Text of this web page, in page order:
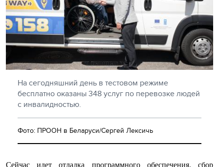
На сегодняшний день в тестовом режиме
бесплатно оказаны 348 услуг по перевозке людей
с инвалидностью.
Фото: ПРООН в Беларуси/Сергей Лексичь
Сейчас идет отладка программного обеспечения, сбор